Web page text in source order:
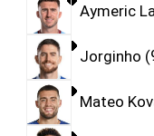
Aymeric
Jorginho
Mateo